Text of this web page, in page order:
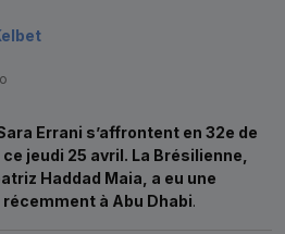
Errani s’affrontent en 32e de
jeudi 25 avril. La Brésilienne,
Haddad Maia, a eu une
à Abu Dhabi.